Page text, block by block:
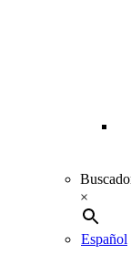
×
Español